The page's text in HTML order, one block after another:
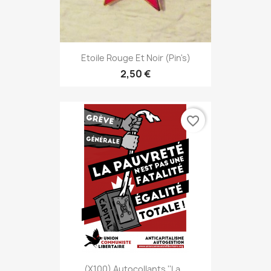
Etoile Rouge Et Noir (pin's)
2,50 €
(x100) Autocollants ''La...
favorite_border